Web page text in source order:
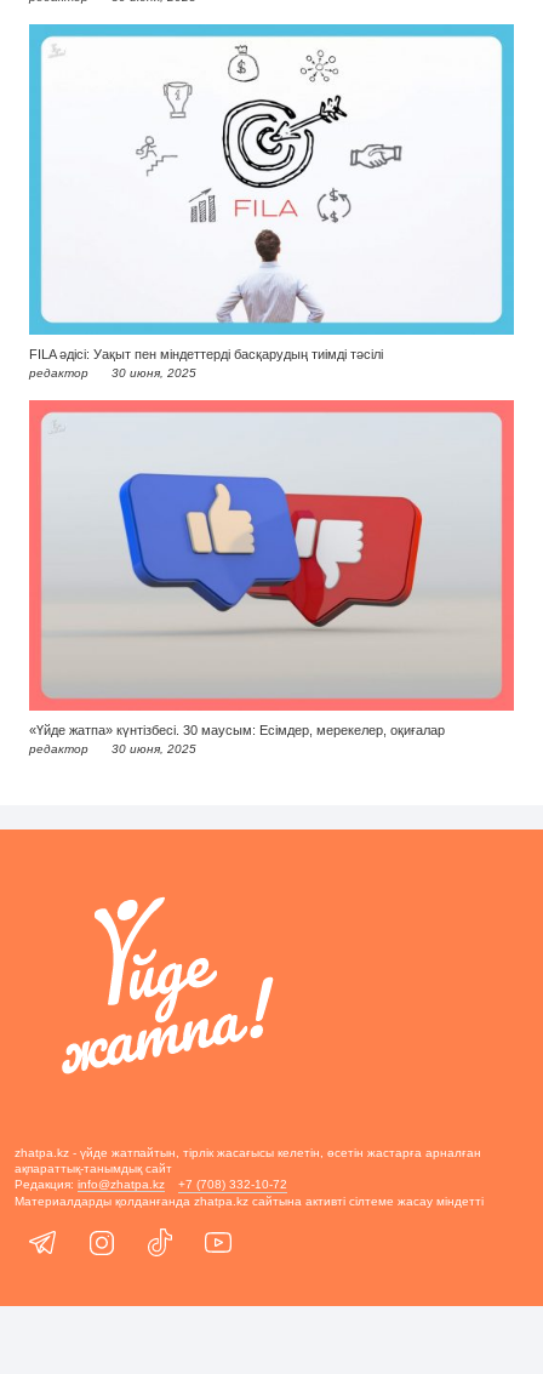
FILA әдісі: Уақыт пен міндеттерді басқарудың тиімді тәсілі
редактор 30 июня, 2025
«Үйде жатпа» күнтізбесі. 30 маусым: Есімдер, мерекелер, оқиғалар
редактор 30 июня, 2025
zhatpa.kz - үйде жатпайтын, тірлік жасағысы келетін, өсетін жастарға арналған
ақпараттық-танымдық сайт
Редакция: info@zhatpa.kz
+7 (708) 332-10-72
Материалдарды қолданғанда zhatpa.kz сайтына активті сілтеме жасау міндетті